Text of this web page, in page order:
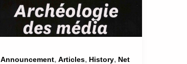
Announcement, Articles, History, Net